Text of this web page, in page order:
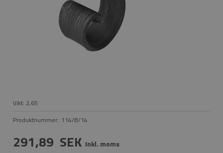
Vikt: 2,65
Produktnummer.: 114/B/14
291,89 SEK Inkl. moms